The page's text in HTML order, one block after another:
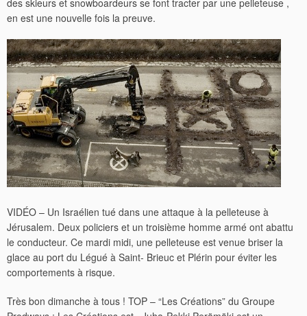
des skieurs et snowboardeurs se font tracter par une pelleteuse ,
en est une nouvelle fois la preuve.
VIDÉO – Un Israélien tué dans une attaque à la pelleteuse à
Jérusalem. Deux policiers et un troisième homme armé ont abattu
le conducteur. Ce mardi midi, une pelleteuse est venue briser la
glace au port du Légué à Saint- Brieuc et Plérin pour éviter les
comportements à risque.
Très bon dimanche à tous ! TOP – “Les Créations” du Groupe